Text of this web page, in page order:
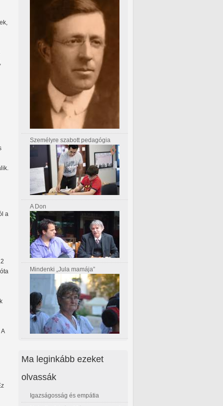
a
Személyre szabott pedagógia
A Don
Mindenki „Jula mamája”
Ma leginkább ezeket
olvassák
Igazságosság és empátia